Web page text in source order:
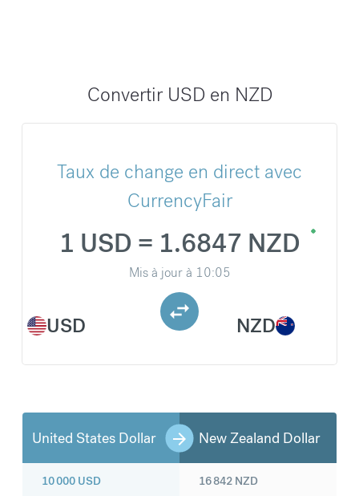
Convertir USD en NZD
Taux de change en direct avec
CurrencyFair
USD
1 USD = 1.6847 NZD
Mis à jour à 10:05
NZD
United States Dollar New Zealand Dollar
10 000 USD 16 842 NZD